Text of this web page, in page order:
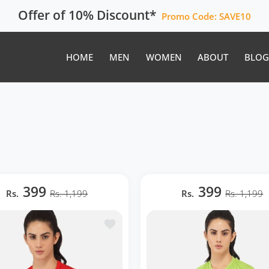
FREE SHIPPING Cash on Delivery
HOME MEN WOMEN ABOUT BLOG
souhaits DriDOT Black Long Back Crop Top RWW2030
Rs. 399 Rs. 1,199
Ajouter à la liste de souhaits Red Raglan
Rs. 399 Rs. 1,199